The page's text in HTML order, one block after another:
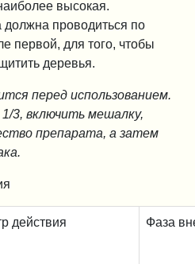
высокая.
проводиться по
первой, для того, чтобы
деревья.
перед использованием.
3, включить мешалку,
препарата, а затем
действия Фаза